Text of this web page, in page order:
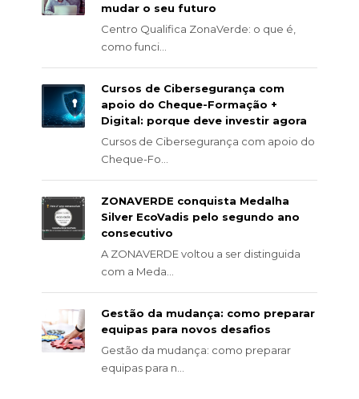
mudar o seu futuro
Centro Qualifica ZonaVerde: o que é,
como funci...
Cursos de Cibersegurança com
apoio do Cheque-Formação +
Digital: porque deve investir agora
Cursos de Cibersegurança com apoio do
Cheque-Fo...
ZONAVERDE conquista Medalha
Silver EcoVadis pelo segundo ano
consecutivo
A ZONAVERDE voltou a ser distinguida
com a Meda...
Gestão da mudança: como preparar
equipas para novos desafios
Gestão da mudança: como preparar
equipas para n...